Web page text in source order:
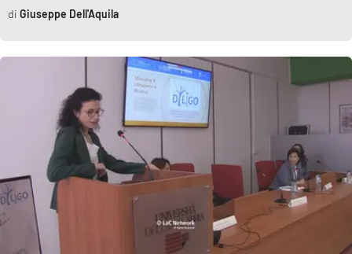
Eventi
Food
Storie
LAC
NETWORK
Lacplay.it
Lactv.it
Giuseppe Dell'Aquila